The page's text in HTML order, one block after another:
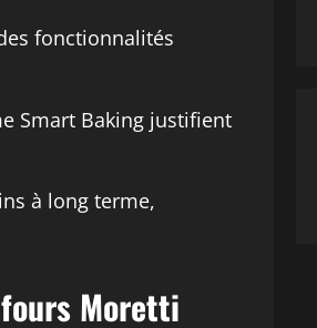
fonctionnalités
Smart Baking justifient
à long terme,
Moretti